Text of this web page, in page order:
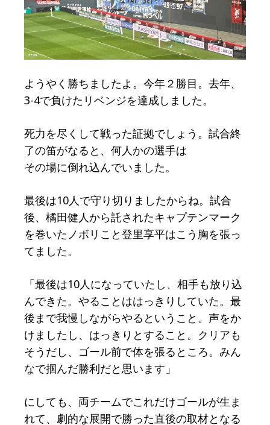
ようやく勝ちましたよ。今年２勝目。去年、
3-4で負けたリベンジを達成しました。
死力を尽くして戦った証拠でしょう。試合終
了の笛がなると、何人かの選手は
その場に倒れ込んでいました。
最後は10人で守り切りましたからね。試合
後、橘田健人から託されたキャプテンマーク
を巻いたノボリこと登里享平はこう胸を張っ
てました。
「最後は10人になっていたし、相手も放り込
んできた。やることははっきりしていた。最
後まで我慢しながらやるということ。声をか
けましたし、はっきりとすること。クリアも
そうだし、ゴール前で体を張るところ。みん
なで掴んだ勝利だと思います」
にしても、両チームでこれだけゴールが生ま
れて、劇的な展開で勝った直後の取材となる